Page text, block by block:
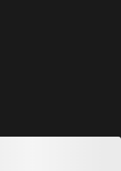
Lett og pustende